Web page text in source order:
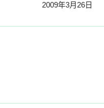
2009年3月26日